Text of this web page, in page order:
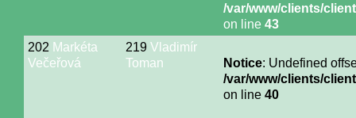
/var/www/clients/
on line 43
202 Markéta
Večeřová
219 Vladimír
Toman
Notice: Undefined
/var/www/clients/
on line 40